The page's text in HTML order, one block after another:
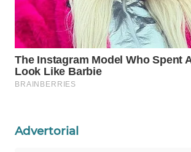
Advertorial
WAHANA
OTOMOTIF
WAHANA
HEALTH